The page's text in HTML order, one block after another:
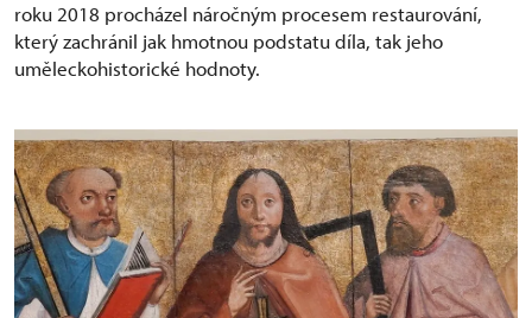
roku 2018 procházel náročným procesem restaurování,
který zachránil jak hmotnou podstatu díla, tak jeho
uměleckohistorické hodnoty.